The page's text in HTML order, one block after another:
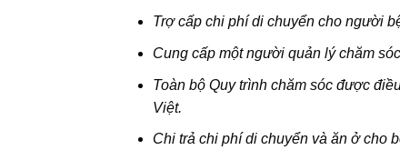
Trợ cấp chi phí di chuyển cho người
Cung cấp một người quản lý chăm
Toàn bộ Quy trình chăm sóc được
Việt.
Chi trả chi phí di chuyển và ăn ở cho